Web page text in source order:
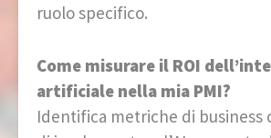
ruolo specifico.
Come misurare il ROI
artificiale nella mia PMI?
Identifica metriche di business